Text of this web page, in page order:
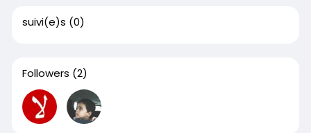
suivi(e)s (0)
Followers (2)